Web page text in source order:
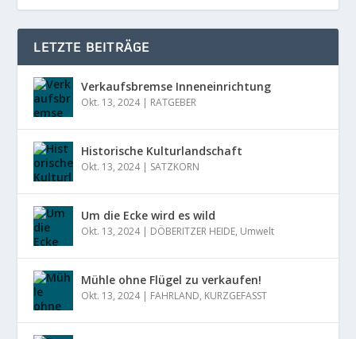
LETZTE BEITRÄGE
Verkaufsbremse Inneneinrichtung
Okt. 13, 2024| RATGEBER
Historische Kulturlandschaft
Okt. 13, 2024| SATZKORN
Um die Ecke wird es wild
Okt. 13, 2024| DÖBERITZER HEIDE, Umwelt
Mühle ohne Flügel zu verkaufen!
Okt. 13, 2024| FAHRLAND, KURZGEFASST